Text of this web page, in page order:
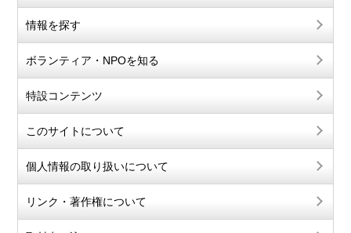
情報を探す
ボランティア・NPOを知る
特設コンテンツ
このサイトについて
個人情報の取り扱いについて
リンク・著作権について